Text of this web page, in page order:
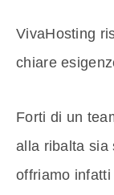
VivaHosting
chiare
Forti di un
alla ribalta sia
offriamo